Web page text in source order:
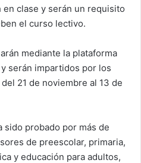
clase y serán un requisito
el curso lectivo.
mediante la plataforma
serán impartidos por los
21 de noviembre al 13 de
sido probado por más de
de preescolar, primaria,
y educación para adultos,